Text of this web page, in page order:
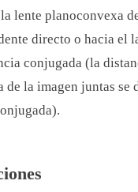
lente planoconvexa
directo o hacia el
conjugada (la
de la imagen juntas se